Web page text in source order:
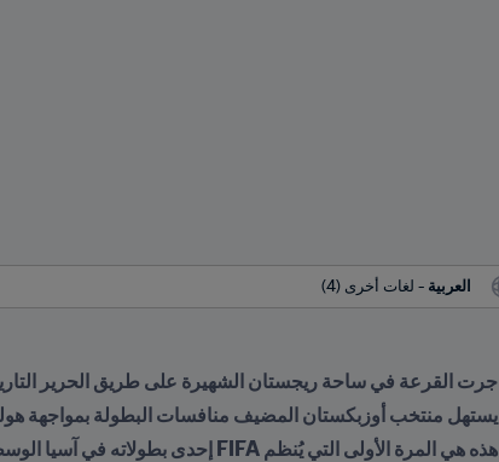
العربية
جرت القرعة في ساحة ريجستان الشهيرة على طريق الحرير
يستهل منتخب أوزبكستان المضيف منافسات البطولة بمواجهة
هذه هي المرة الأولى التي يُنظم FIFA إحدى بطولاته في آسيا الوسطى